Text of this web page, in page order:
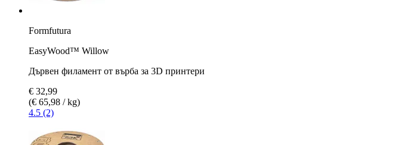
Formfutura
EasyWood™ Willow
Дървен филамент от върба за 3D принтери
€ 32,99
(€ 65,98 / kg)
4.5 (2)